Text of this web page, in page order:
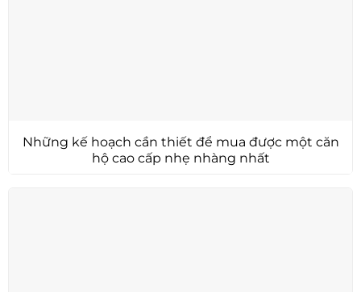
Những kế hoạch cần thiết để mua được một căn
hộ cao cấp nhẹ nhàng nhất